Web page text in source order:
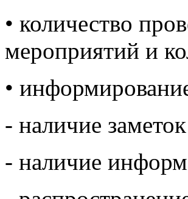
• количество
мероприятий и
•
- наличие
- наличие